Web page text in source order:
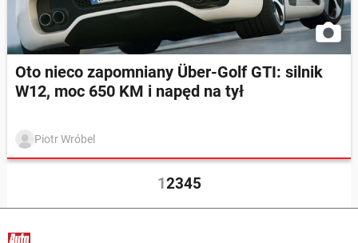
Oto nieco zapomniany Über-Golf GTI: silnik
W12, moc 650 KM i napęd na tył
Piotr Wróbel
12345